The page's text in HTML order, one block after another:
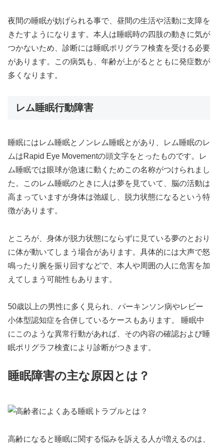
夜間の睡眠が妨げられる事で、昼間の生活や活動に支障を
きたすようになります。本人は睡眠時の四肢の動きに気が
つかないため、診断には睡眠ポリグラフ検査を受ける必要
があります。この病気も、年齢が上がるとともに発症数が
多くなります。
レム睡眠行動障害
睡眠にはレム睡眠とノンレム睡眠とがあり、レム睡眠のレ
ムはRapid Eye Movementの頭文字をとったものです。レ
ム睡眠では眼球が急速に動くためこの名称がつけられまし
た。このレム睡眠のときに人は夢を見ていて、脳の活動は
高まっていますが身体は弛緩し、脱力状態になるという特
徴があります。
ところが、身体が脱力状態にならずに見ている夢のとおり
に体が動いてしまう場合があります。具体的には大声で怒
鳴ったり腕を振り回すなどで、本人や周囲の人に危害を加
えてしまう可能性もあります。
50歳以上の男性に多く見られ、パーキンソン病やレビー
小体型認知症を合併しているケースもあります。 睡眠中
にこのような異常行動があれば、その内容の確認および睡
眠ポリグラフ検査により診断がつきます。
睡眠障害の主な原因とは？
高齢になると睡眠に関する悩みを訴える人が増えるのは、